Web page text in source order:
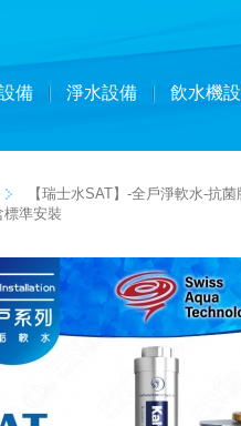
備 淨水設備 飲水機
【瑞士水SAT】-全戶淨軟水-抗
準安裝